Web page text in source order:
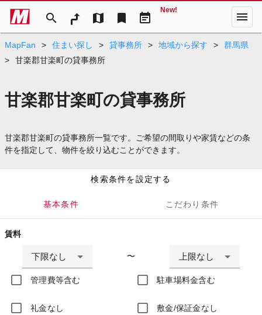
search map bookmark event_note
New! menu
MapFan > 住まい探し > 貸事務所 > 地域から探す >
群馬県
>
甘楽郡甘楽町の貸事務所
甘楽郡甘楽町の貸事務所
甘楽郡甘楽町の貸事務所一覧です。ご希望の間取りや家賃などの条
件を指定して、物件を絞り込むことができます。
検索条件を設定する
基本条件 こだわり条件
賃料
下限なし 〜 上限なし
管理費等含む 駐車場料金含む
礼金なし 敷金/保証金なし